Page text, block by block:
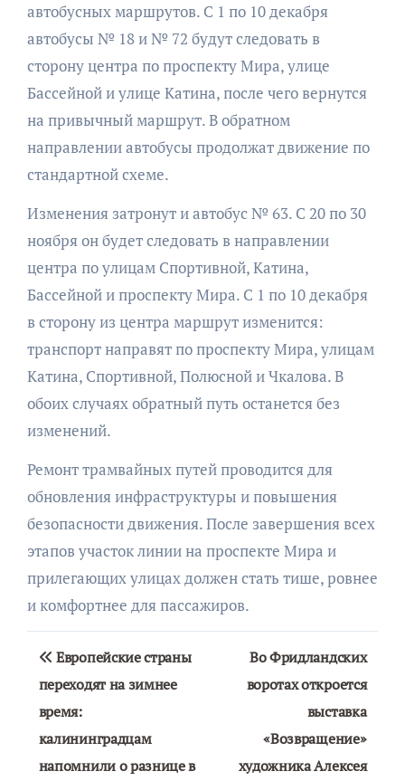
автобусных маршрутов. С 1 по 10 декабря
автобусы № 18 и № 72 будут следовать в
сторону центра по проспекту Мира, улице
Бассейной и улице Катина, после чего вернутся
на привычный маршрут. В обратном
направлении автобусы продолжат движение по
стандартной схеме.
Изменения затронут и автобус № 63. С 20 по 30
ноября он будет следовать в направлении
центра по улицам Спортивной, Катина,
Бассейной и проспекту Мира. С 1 по 10 декабря
в сторону из центра маршрут изменится:
транспорт направят по проспекту Мира, улицам
Катина, Спортивной, Полюсной и Чкалова. В
обоих случаях обратный путь останется без
изменений.
Ремонт трамвайных путей проводится для
обновления инфраструктуры и повышения
безопасности движения. После завершения всех
этапов участок линии на проспекте Мира и
прилегающих улицах должен стать тише, ровнее
и комфортнее для пассажиров.
Навигация
по
записям
Европейские страны
переходят на зимнее
время:
калининградцам
напомнили о разнице в
Во Фридландских
воротах откроется
выставка
«Возвращение»
художника Алексея